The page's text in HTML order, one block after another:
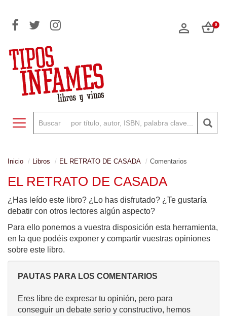
0
Toggle navigation
Inicio Libros EL RETRATO DE CASADA Comentarios
EL RETRATO DE CASADA
¿Has leído este libro? ¿Lo has disfrutado? ¿Te gustaría
debatir con otros lectores algún aspecto?
Para ello ponemos a vuestra disposición esta herramienta,
en la que podéis exponer y compartir vuestras opiniones
sobre este libro.
PAUTAS PARA LOS COMENTARIOS
Eres libre de expresar tu opinión, pero para
conseguir un debate serio y constructivo, hemos